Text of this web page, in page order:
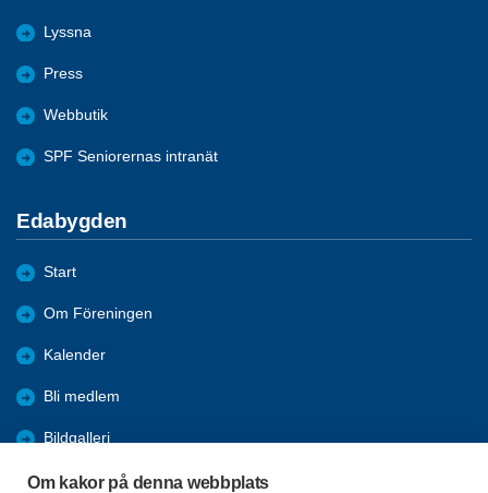
Om kakor på denna webbplats
Lyssna
Press
Webbutik
SPF Seniorernas intranät
Edabygden
Start
Om Föreningen
Kalender
Bli medlem
Bildgalleri
Aktiviteter